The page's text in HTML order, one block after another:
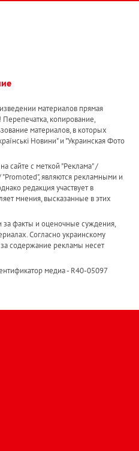
материалов прямая
копирование,
материалов, в которых
Новини" и "Украинская Фото
сайте с меткой "Реклама" /
являются рекламными и
редакция участвует в
мнения, высказанные в этих
за факты и оценочные суждения,
Согласно украинскому
за содержание рекламы несет
медиа - R40-05097